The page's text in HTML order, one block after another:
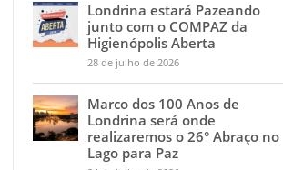
Londrina estará Pazeando
junto com o COMPAZ da
Higienópolis Aberta
28 de julho de 2026
Marco dos 100 Anos de
Londrina será onde
realizaremos o 26° Abraço no
Lago para Paz